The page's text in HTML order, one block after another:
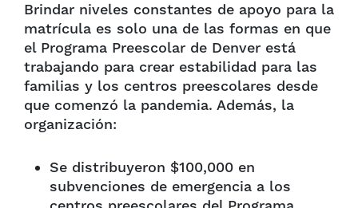
Brindar niveles constantes de apoyo para la
matrícula es solo una de las formas en que
el Programa Preescolar de Denver está
trabajando para crear estabilidad para las
familias y los centros preescolares desde
que comenzó la pandemia. Además, la
organización:
Se distribuyeron $100,000 en
subvenciones de emergencia a los